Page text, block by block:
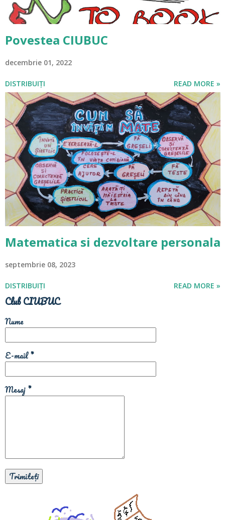
Povestea CIUBUC
decembrie 01, 2022
DISTRIBUIȚI READ MORE »
Matematica si dezvoltare personala
septembrie 08, 2023
DISTRIBUIȚI READ MORE »
Club CIUBUC
Nume
E-mail*
Mesaj *